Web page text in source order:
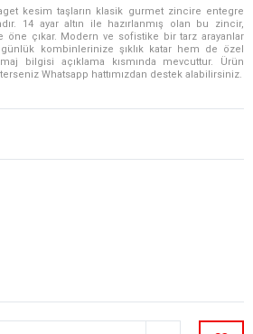
kesim taşların klasik gurmet zincire entegre
14 ayar altın ile hazırlanmış olan bu zincir,
öne çıkar. Modern ve sofistike bir tarz arayanlar
kombinlerinize şıklık katar hem de özel
bilgisi açıklama kısmında mevcuttur. Ürün
Whatsapp hattımızdan destek alabilirsiniz.